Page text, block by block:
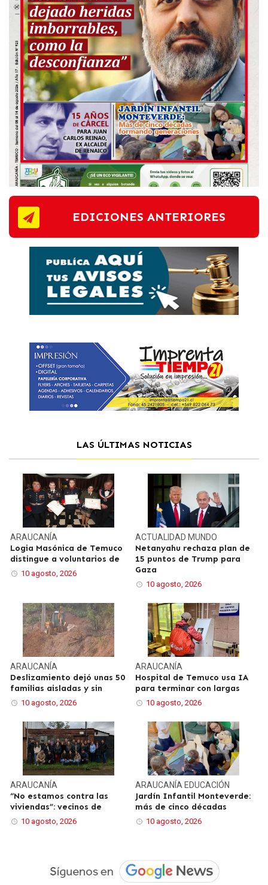
EDICIONES ANTERIORES
LAS ÚLTIMAS NOTICIAS
ARAUCANÍA
Logia Masónica de Temuco
distingue a voluntarios de
10 agosto, 2026
ACTUALIDAD MUNDO
Netanyahu rechaza plan de
15 puntos de Trump para
Gaza
10 agosto, 2026
ARAUCANÍA
Deslizamiento dejó unas 50
familias aisladas y sin
10 agosto, 2026
ARAUCANÍA
Hospital de Temuco usa IA
para terminar con largas
10 agosto, 2026
ARAUCANÍA
“No estamos contra las
viviendas”: vecinos de
10 agosto, 2026
ARAUCANÍA EDUCACIÓN
Jardín Infantil Monteverde:
más de cinco décadas
10 agosto, 2026